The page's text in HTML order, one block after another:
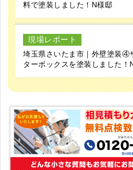
料で塗装しました！N様邸
現場レポート
埼玉県さいたま市｜外壁塗装④
ターボックスを塗装しました！